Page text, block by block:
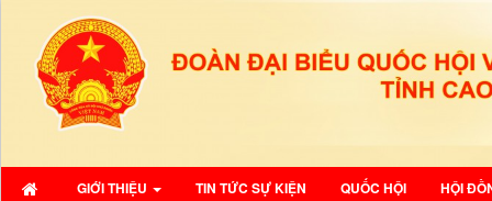
GIỚI THIỆU TIN TỨC SỰ KIỆN QUỐC HỘI HỘI